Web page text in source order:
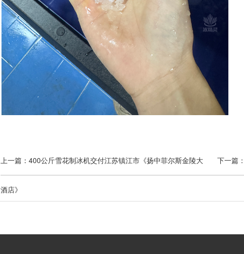
上一篇：400公斤雪花制冰机交付江苏镇江市《扬中菲尔斯金陵大
酒店》
下一篇